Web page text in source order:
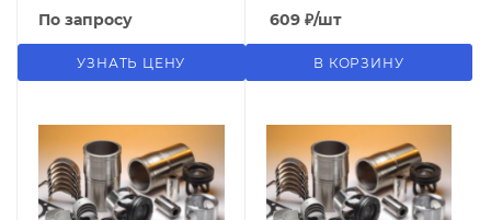
По запросу
УЗНАТЬ ЦЕНУ
609₽/шт
В КОРЗИНУ